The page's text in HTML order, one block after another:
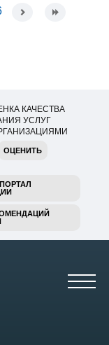
КАЧЕСТВА
УСЛУГ
ОЦЕНИТЬ